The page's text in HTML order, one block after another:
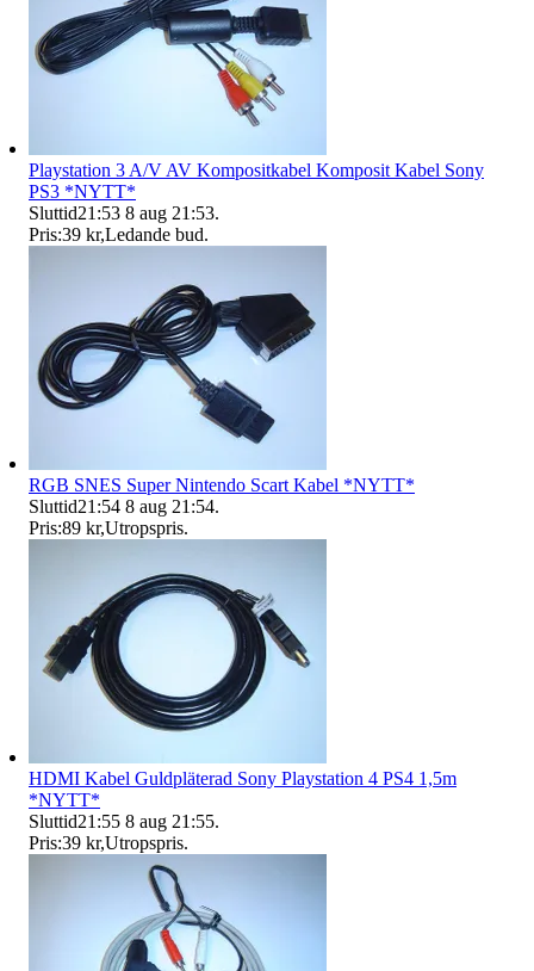
Playstation 3 A/V AV Kompositkabel Komposit Kabel Sony
PS3 *NYTT*
Sluttid21:53 8 aug 21:53.
Pris:39 kr,Ledande bud.
RGB SNES Super Nintendo Scart Kabel *NYTT*
Sluttid21:54 8 aug 21:54.
Pris:89 kr,Utropspris.
HDMI Kabel Guldpläterad Sony Playstation 4 PS4 1,5m
*NYTT*
Sluttid21:55 8 aug 21:55.
Pris:39 kr,Utropspris.